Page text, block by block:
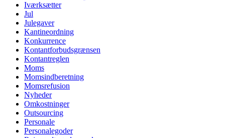
Iværksætter
Jul
Julegaver
Kantineordning
Konkurrence
Kontantforbudsgrænsen
Kontantreglen
Moms
Momsindberetning
Momsrefusion
Nyheder
Omkostninger
Outsourcing
Personale
Personalegoder